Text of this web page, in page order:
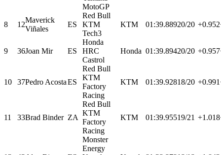
MotoGP
8 12
Maverick
Viñales
ES
Red Bull
KTM
Tech3
KTM 01:39.88920/20 +0.952
9 36Joan Mir ES
Honda
HRC
Castrol
Honda 01:39.89420/20 +0.957
10 37Pedro AcostaES
Red Bull
KTM
Factory
Racing
KTM 01:39.92818/20 +0.991
11 33Brad Binder ZA
Red Bull
KTM
Factory
Racing
KTM 01:39.95519/21 +1.018
Monster
Energy